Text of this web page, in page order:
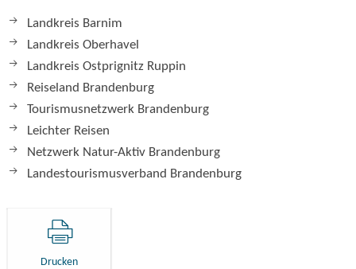
Landkreis Barnim
Landkreis Oberhavel
Landkreis Ostprignitz Ruppin
Reiseland Brandenburg
Tourismusnetzwerk Brandenburg
Leichter Reisen
Netzwerk Natur-Aktiv Brandenburg
Landestourismusverband Brandenburg
Drucken